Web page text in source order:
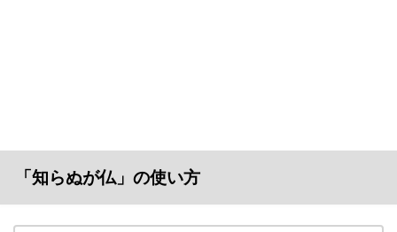
「知らぬが仏」の使い方